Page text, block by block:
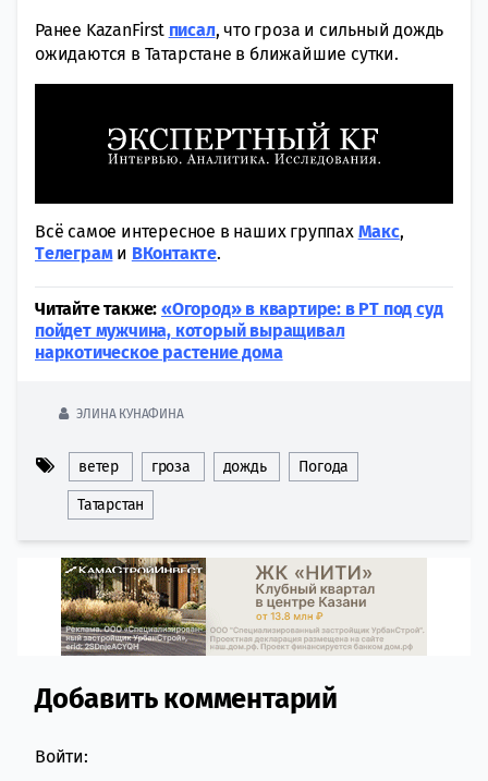
Ранее KazanFirst писал, что гроза и сильный дождь
ожидаются в Татарстане в ближайшие сутки.
Всё самое интересное в наших группах Макс,
Tелеграми ВКонтакте.
Читайте также: «Огород» в квартире: в РТ под суд
пойдет мужчина, который выращивал
наркотическое растение дома
ЭЛИНА КУНАФИНА
ветер гроза дождь Погода
Татарстан
Comment section
Добавить комментарий
Войти: